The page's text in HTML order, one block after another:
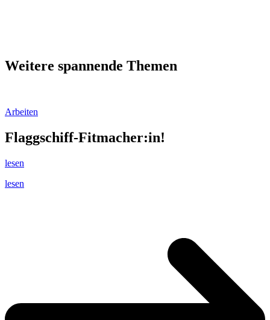
Weitere spannende Themen
Arbeiten
Flaggschiff-Fitmacher:in!
lesen
lesen